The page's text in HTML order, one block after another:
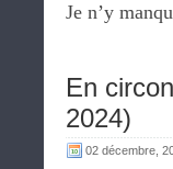
Je n’y
En
2024)
02 décembre,